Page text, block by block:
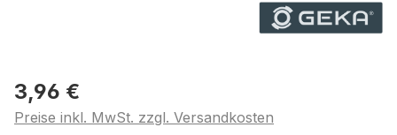
3,96 €
Preise inkl. MwSt. zzgl. Versandkosten